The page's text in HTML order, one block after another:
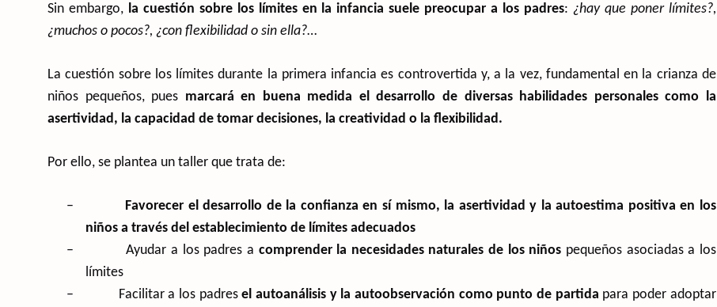
Sin embargo, la cuestión sobre los límites en la infancia suele preocupar a los padres: ¿hay que poner límites?,
¿muchos o pocos?, ¿con flexibilidad o sin ella?…
La cuestión sobre los límites durante la primera infancia es controvertida y, a la vez, fundamental en la crianza de
niños pequeños, pues marcará en buena medida el desarrollo de diversas habilidades personales como la
asertividad, la capacidad de tomar decisiones, la creatividad o la flexibilidad.
Por ello, se plantea un taller que trata de:
–
Favorecer el desarrollo de la confianza en sí mismo, la asertividad y la autoestima positiva en los
niños a través del establecimiento de límites adecuados
–
Ayudar a los padres a comprender la necesidades naturales de los niños pequeños asociadas a los
límites
–
Facilitar a los padresel autoanálisis y la autoobservación como punto de partida para poder adoptar